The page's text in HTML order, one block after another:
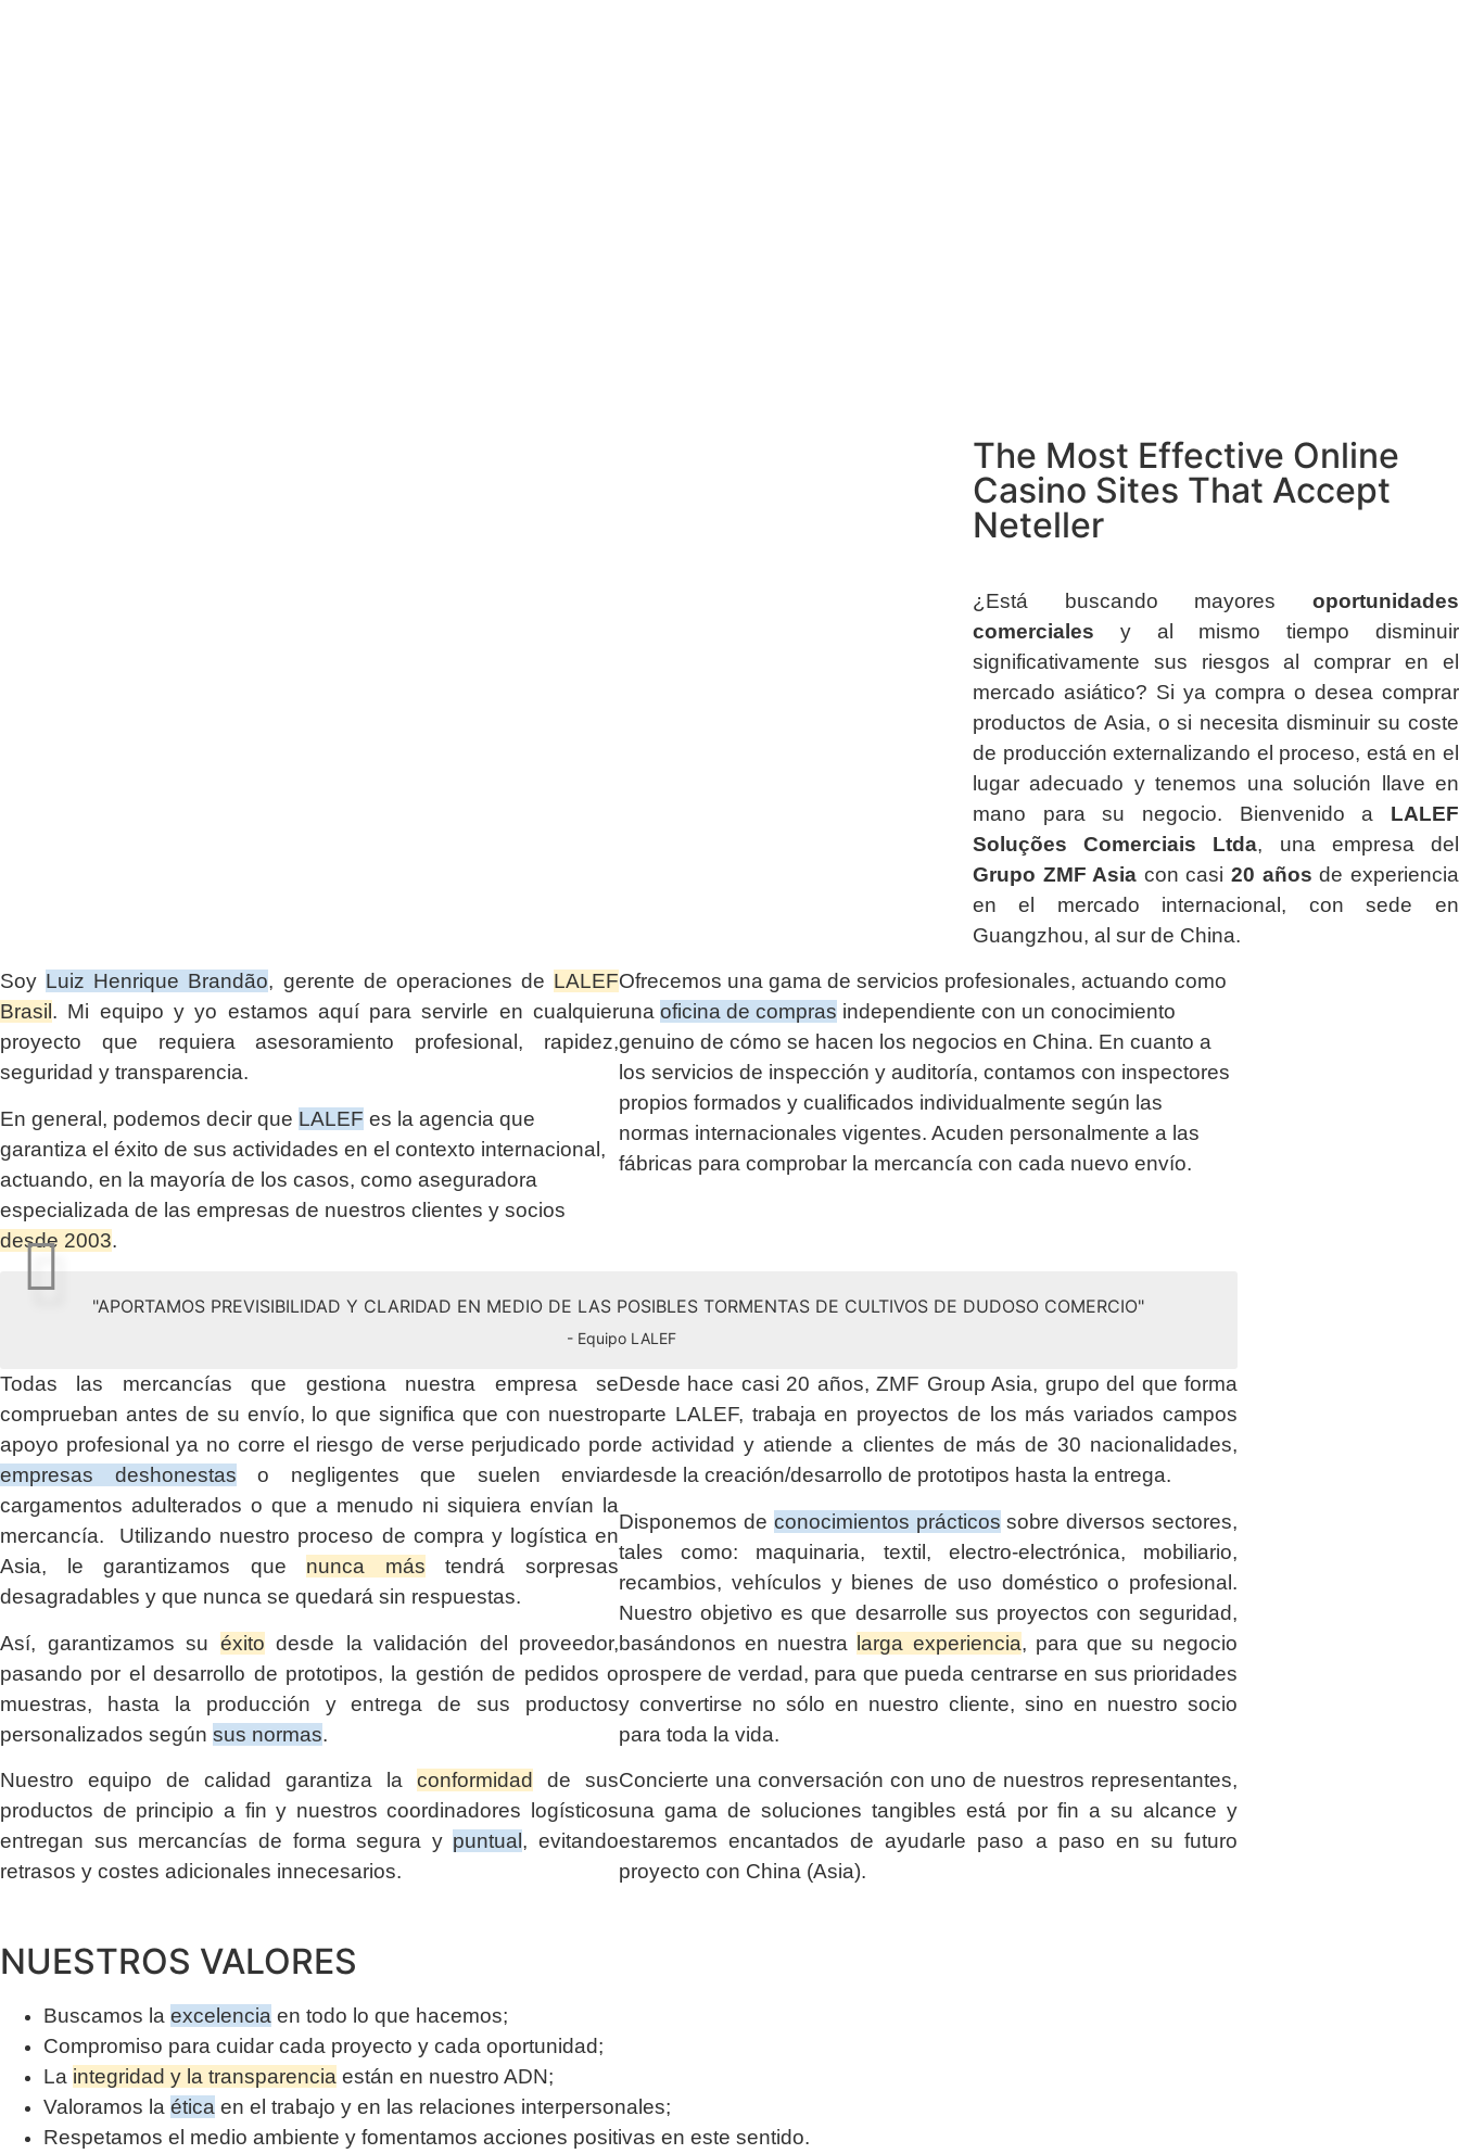
The Most Effective Online
Casino Sites That Accept
Neteller
¿Está buscando mayores oportunidades
comerciales y al mismo tiempo disminuir
significativamente sus riesgos al comprar en el
mercado asiático? Si ya compra o desea comprar
productos de Asia, o si necesita disminuir su coste
de producción externalizando el proceso, está en el
lugar adecuado y tenemos una solución llave en
mano para su negocio. Bienvenido a LALEF
Soluções Comerciais Ltda, una empresa del
Grupo ZMF Asia con casi20 años de experiencia
en el mercado internacional, con sede en
Guangzhou, al sur de China.
Soy Luiz Henrique Brandão, gerente de operaciones de LALEF
Brasil . Mi equipo y yo estamos aquí para servirle en cualquier
proyecto que requiera asesoramiento profesional, rapidez,
seguridad y transparencia.
En general, podemos decir que LALEF es la agencia que
garantiza el éxito de sus actividades en el contexto internacional,
actuando, en la mayoría de los casos, como aseguradora
especializada de las empresas de nuestros clientes y socios
desde 2003.
Ofrecemos una gama de servicios profesionales, actuando como
una oficina de compras independiente con un conocimiento
genuino de cómo se hacen los negocios en China. En cuanto a
los servicios de inspección y auditoría, contamos con inspectores
propios formados y cualificados individualmente según las
normas internacionales vigentes. Acuden personalmente a las
fábricas para comprobar la mercancía con cada nuevo envío.
"APORTAMOS PREVISIBILIDAD Y CLARIDAD EN MEDIO DE LAS POSIBLES TORMENTAS DE CULTIVOS DE DUDOSO COMERCIO"
- Equipo LALEF
Todas las mercancías que gestiona nuestra empresa se
comprueban antes de su envío, lo que significa que con nuestro
apoyo profesional ya no corre el riesgo de verse perjudicado por
empresas deshonestas o negligentes que suelen enviar
cargamentos adulterados o que a menudo ni siquiera envían la
mercancía. Utilizando nuestro proceso de compra y logística en
Asia, le garantizamos que nunca más tendrá sorpresas
desagradables y que nunca se quedará sin respuestas.
Así, garantizamos su éxito desde la validación del proveedor,
pasando por el desarrollo de prototipos, la gestión de pedidos o
muestras, hasta la producción y entrega de sus productos
personalizados según sus normas.
Nuestro equipo de calidad garantiza la conformidad
de sus
productos de principio a fin y nuestros coordinadores logísticos
entregan sus mercancías de forma segura y puntual , evitando
retrasos y costes adicionales innecesarios.
Desde hace casi 20 años, ZMF Group Asia, grupo del que forma
parte LALEF, trabaja en proyectos de los más variados campos
de actividad y atiende a clientes de más de 30 nacionalidades,
desde la creación/desarrollo de prototipos hasta la entrega.
Disponemos de conocimientos prácticos sobre diversos sectores,
tales como: maquinaria, textil, electro-electrónica, mobiliario,
recambios, vehículos y bienes de uso doméstico o profesional.
Nuestro objetivo es que desarrolle sus proyectos con seguridad,
basándonos en nuestra larga experiencia, para que su negocio
prospere de verdad, para que pueda centrarse en sus prioridades
y convertirse no sólo en nuestro cliente, sino en nuestro socio
para toda la vida.
Concierte una conversación con uno de nuestros representantes,
una gama de soluciones tangibles está por fin a su alcance y
estaremos encantados de ayudarle paso a paso en su futuro
proyecto con China (Asia).
NUESTROS VALORES
Buscamos la excelencia en todo lo que hacemos;
Compromiso para cuidar cada proyecto y cada oportunidad;
La integridad y la transparencia están en nuestro ADN;
Valoramos la ética en el trabajo y en las relaciones interpersonales;
Respetamos el medio ambiente y fomentamos acciones positivas en este sentido.